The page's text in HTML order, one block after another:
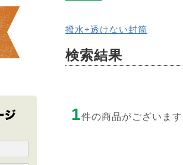
撥水+透けない封筒
検索結果
1件の商品がございま